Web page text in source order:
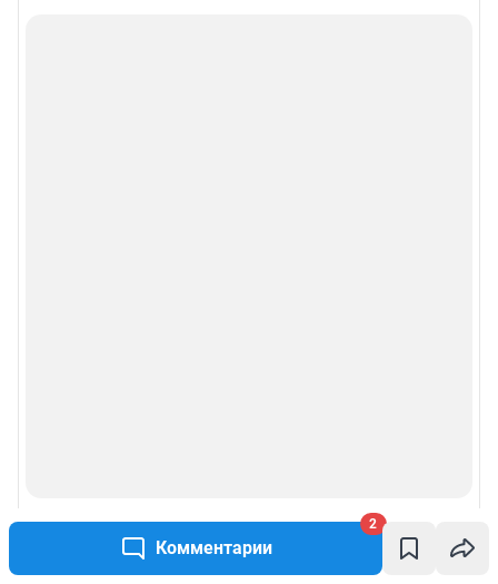
Комментарии
2